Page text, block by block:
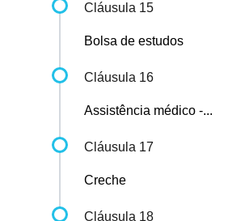
Cláusula 15
Bolsa de estudos
Cláusula 16
Assistência médico -...
Cláusula 17
Creche
Cláusula 18